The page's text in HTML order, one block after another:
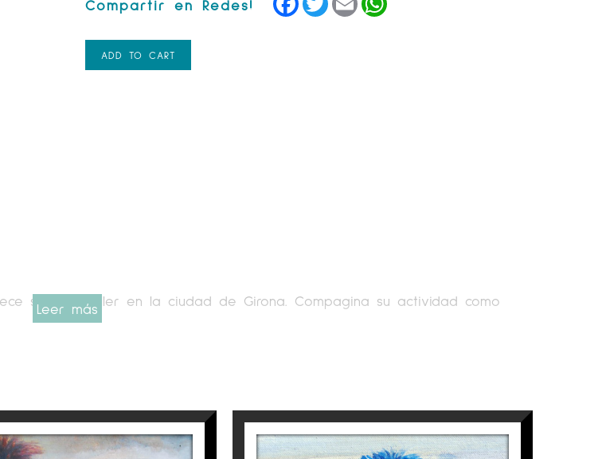
ADD TO CART
su casa-taller en la ciudad de Girona. Compagina su actividad como
Parés, Caja Rural del Sur en Sevilla, Premio Calahorra y Premio Ricard
Leer más